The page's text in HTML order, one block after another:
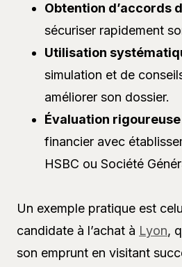
Obtention d’accords
sécuriser rapidement
Utilisation
simulation et de
améliorer son dossier.
Évaluation rigoureuse
financier avec
HSBC ou Société
Un exemple pratique est
candidate à l’achat à Lyon,
son emprunt en visitant